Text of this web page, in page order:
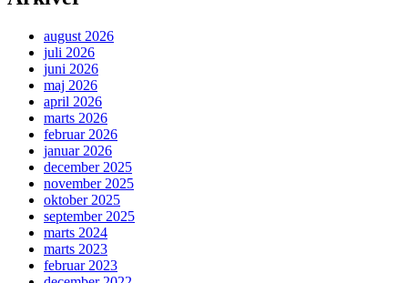
august 2026
juli 2026
juni 2026
maj 2026
april 2026
marts 2026
februar 2026
januar 2026
december 2025
november 2025
oktober 2025
september 2025
marts 2024
marts 2023
februar 2023